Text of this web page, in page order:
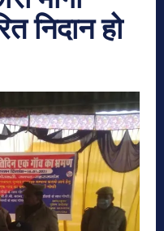
निदान हो